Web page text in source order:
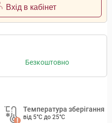
Вхід в кабінет
Безкоштовно
Температура зберігання
від 5°C до 25°C